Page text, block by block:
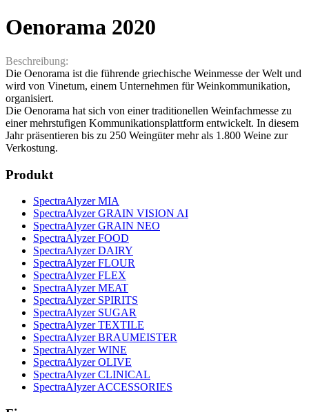
Oenorama 2020
Beschreibung:
Die Oenorama ist die führende griechische Weinmesse der Welt und
wird von Vinetum, einem Unternehmen für Weinkommunikation,
organisiert.
Die Oenorama hat sich von einer traditionellen Weinfachmesse zu
einer mehrstufigen Kommunikationsplattform entwickelt. In diesem
Jahr präsentieren bis zu 250 Weingüter mehr als 1.800 Weine zur
Verkostung.
Produkt
SpectraAlyzer MIA
SpectraAlyzer GRAIN VISION AI
SpectraAlyzer GRAIN NEO
SpectraAlyzer FOOD
SpectraAlyzer DAIRY
SpectraAlyzer FLOUR
SpectraAlyzer FLEX
SpectraAlyzer MEAT
SpectraAlyzer SPIRITS
SpectraAlyzer SUGAR
SpectraAlyzer TEXTILE
SpectraAlyzer BRAUMEISTER
SpectraAlyzer WINE
SpectraAlyzer OLIVE
SpectraAlyzer CLINICAL
SpectraAlyzer ACCESSORIES